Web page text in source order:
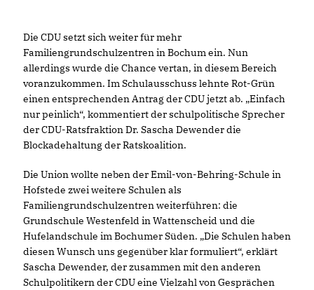
Die CDU setzt sich weiter für mehr
Familiengrundschulzentren in Bochum ein. Nun
allerdings wurde die Chance vertan, in diesem Bereich
voranzukommen. Im Schulausschuss lehnte Rot-Grün
einen entsprechenden Antrag der CDU jetzt ab. „Einfach
nur peinlich“, kommentiert der schulpolitische Sprecher
der CDU-Ratsfraktion Dr. Sascha Dewender die
Blockadehaltung der Ratskoalition.
Die Union wollte neben der Emil-von-Behring-Schule in
Hofstede zwei weitere Schulen als
Familiengrundschulzentren weiterführen: die
Grundschule Westenfeld in Wattenscheid und die
Hufelandschule im Bochumer Süden. „Die Schulen haben
diesen Wunsch uns gegenüber klar formuliert“, erklärt
Sascha Dewender, der zusammen mit den anderen
Schulpolitikern der CDU eine Vielzahl von Gesprächen